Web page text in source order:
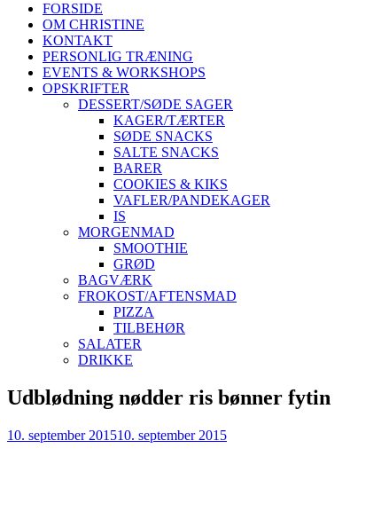
FORSIDE
OM CHRISTINE
KONTAKT
PERSONLIG TRÆNING
EVENTS & WORKSHOPS
OPSKRIFTER
DESSERT/SØDE SAGER
KAGER/TÆRTER
SØDE SNACKS
SALTE SNACKS
BARER
COOKIES & KIKS
VAFLER/PANDEKAGER
IS
MORGENMAD
SMOOTHIE
GRØD
BAGVÆRK
FROKOST/AFTENSMAD
PIZZA
TILBEHØR
SALATER
DRIKKE
Skip
to
Udblødning nødder ris bønner fytin
10. september 201510. september 2015